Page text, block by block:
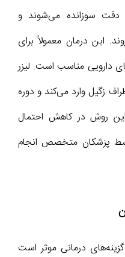
دقت سوزانده می‌شوند و
این درمان معمولاً برای
دارویی مناسب است. لیزر
زگیل وارد می‌کند و دوره
روش در کاهش احتمال
پزشکان متخصص انجام
درمانی موثر است